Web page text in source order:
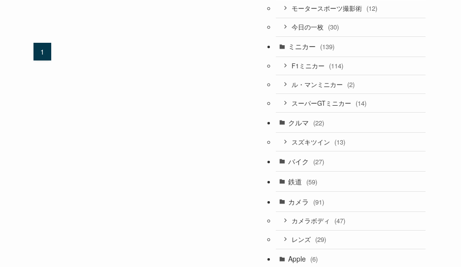
1
モータースポーツ撮影術 (12)
今日の一枚 (30)
ミニカー (139)
F1ミニカー (114)
ル・マンミニカー (2)
スーパーGTミニカー (14)
クルマ (22)
スズキツイン (13)
バイク (27)
鉄道 (59)
カメラ (91)
カメラボディ (47)
レンズ (29)
Apple (6)